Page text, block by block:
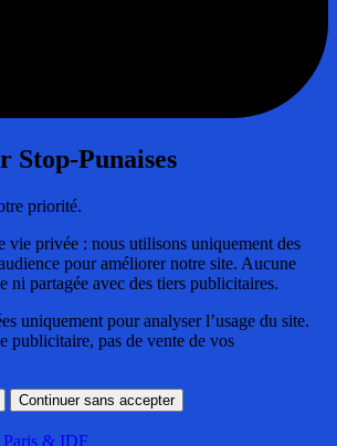
Stop-Punaises
priorité.
vie privée : nous utilisons uniquement des
pour améliorer notre site. Aucune
ni partagée avec des tiers publicitaires.
uniquement pour analyser l’usage du site.
publicitaire, pas de vente de vos
Continuer sans accepter
Paris & IDF